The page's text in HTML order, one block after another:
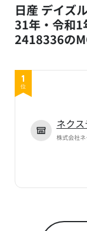
日産 デイズ
31年・令和1
2418336の
1
位
ネク
株式会社